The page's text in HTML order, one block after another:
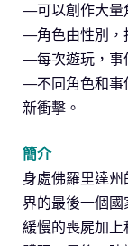
—可以創作大量
—角色由性別，
—每次遊玩，事
—不同角色和事
新衝擊。
簡介
身處佛羅里達
界的最後一個
緩慢的喪屍加